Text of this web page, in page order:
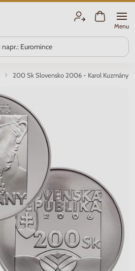
Menu
200 Sk Slovensko 2006 - Karol Kuzmány